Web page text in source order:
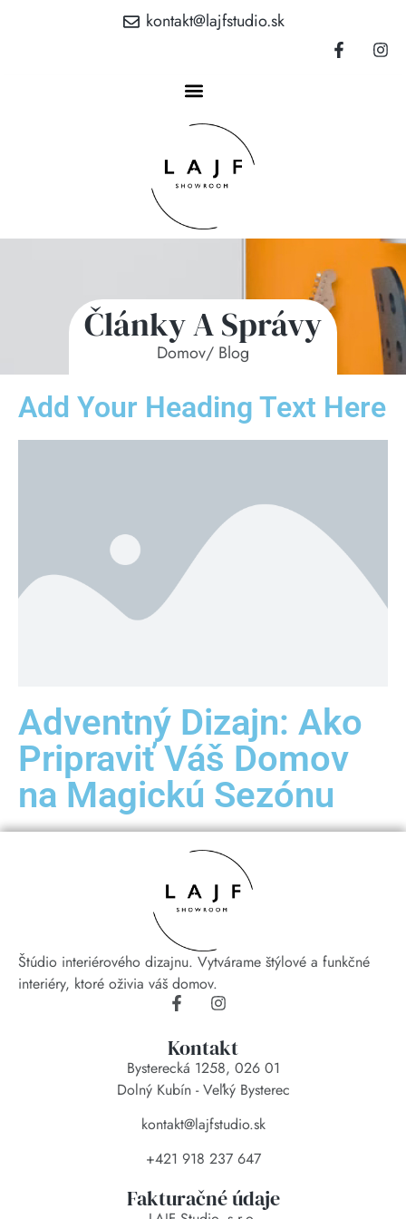
kontakt@lajfstudio.sk
Články A Správy
Domov/ Blog
Add Your Heading Text Here
Adventný Dizajn: Ako
Pripraviť Váš Domov
na Magickú Sezónu
Štúdio interiérového dizajnu. Vytvárame štýlové a funkčné
interiéry, ktoré oživia váš domov.
Kontakt
Bysterecká 1258, 026 01
Dolný Kubín - Veľký Bysterec
kontakt@lajfstudio.sk
+421 918 237 647
Fakturačné údaje